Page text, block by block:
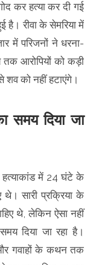
कर हत्या कर दी गई
है। रीवा के सेमरिया में
में परिजनों ने धरना-
तक आरोपियों को कड़ी
शव को नहीं हटाएंगे।
समय दिया जा
हत्याकांड में 24 घंटे के
थे। सारी प्रक्रिया के
थे, लेकिन ऐसा नहीं
दिया जा रहा है।
और गवाहों के कथन तक